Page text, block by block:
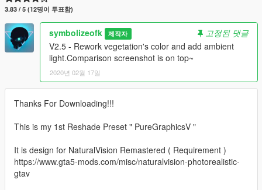
3.83 / 5 (12명이 투표함)
symbolizeofk 제작자
고정된 댓글
V2.5 - Rework vegetation's color and add ambient
light.Comparison screenshot is on top~
2020년 02월 17일
Thanks For Downloading!!!
This is my 1st Reshade Preset " PureGraphicsV "
It is design for NaturalVision Remastered ( Requirement )
https://www.gta5-mods.com/misc/naturalvision-photorealistic-
gtav